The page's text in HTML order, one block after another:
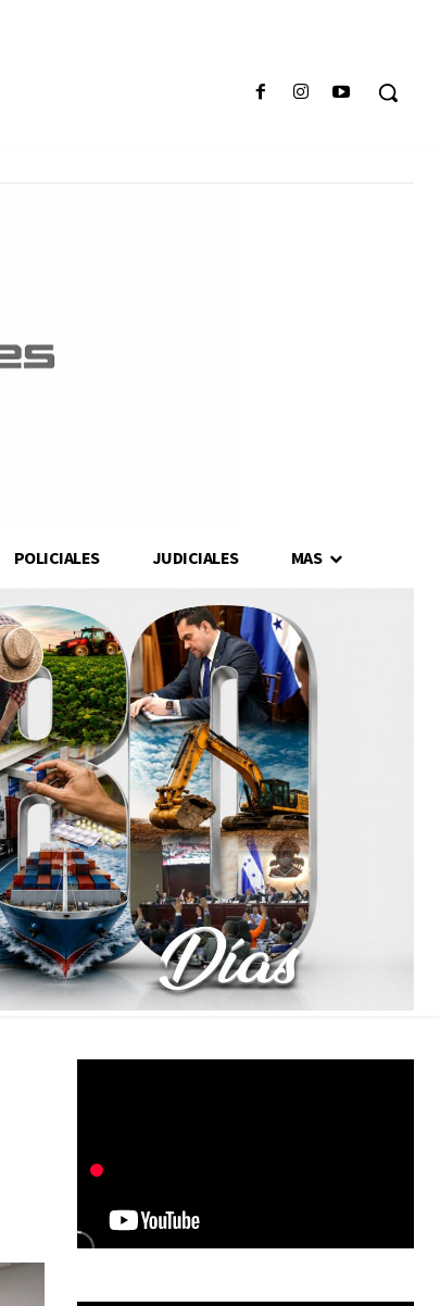
POLICIALES JUDICIALES MAS